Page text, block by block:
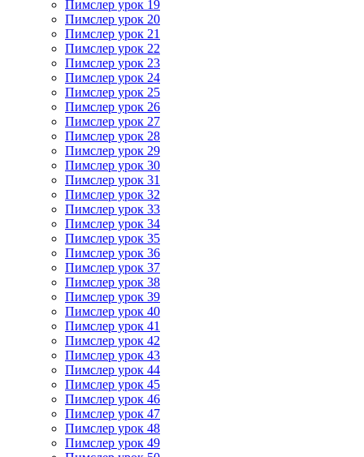
Пимслер урок 19
Пимслер урок 20
Пимслер урок 21
Пимслер урок 22
Пимслер урок 23
Пимслер урок 24
Пимслер урок 25
Пимслер урок 26
Пимслер урок 27
Пимслер урок 28
Пимслер урок 29
Пимслер урок 30
Пимслер урок 31
Пимслер урок 32
Пимслер урок 33
Пимслер урок 34
Пимслер урок 35
Пимслер урок 36
Пимслер урок 37
Пимслер урок 38
Пимслер урок 39
Пимслер урок 40
Пимслер урок 41
Пимслер урок 42
Пимслер урок 43
Пимслер урок 44
Пимслер урок 45
Пимслер урок 46
Пимслер урок 47
Пимслер урок 48
Пимслер урок 49